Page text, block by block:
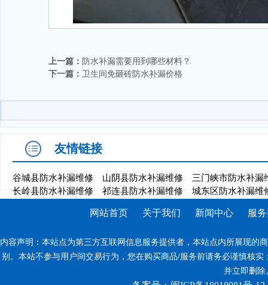
上一篇： 防水补漏需要用到哪些材料？
下一篇： 卫生间免砸砖防水补漏价格
友情链接
谷城县防水补漏维修 山阴县防水补漏维修
三门峡市防水补漏
长岭县防水补漏维修
祁连县防水补漏维修 城东区防水补漏维
网站首页 关于我们 新闻中心 服
内容声明：本站点为第三方互联网信息服务提供者，本站点内所展现的
别。本站不参与用户间交易行为，您在购买商品/服务前请务必谨慎核
并立即删除